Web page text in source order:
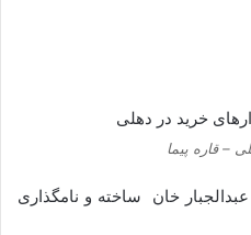
– قاره پیما
خان ساخته و نامگذاری